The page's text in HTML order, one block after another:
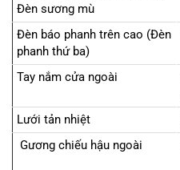
Đèn sương mù
Đèn báo phanh trên cao (Đèn
phanh thứ ba)
Tay nắm cửa ngoài
Lưới tản nhiệt
Gương chiếu hậu ngoài